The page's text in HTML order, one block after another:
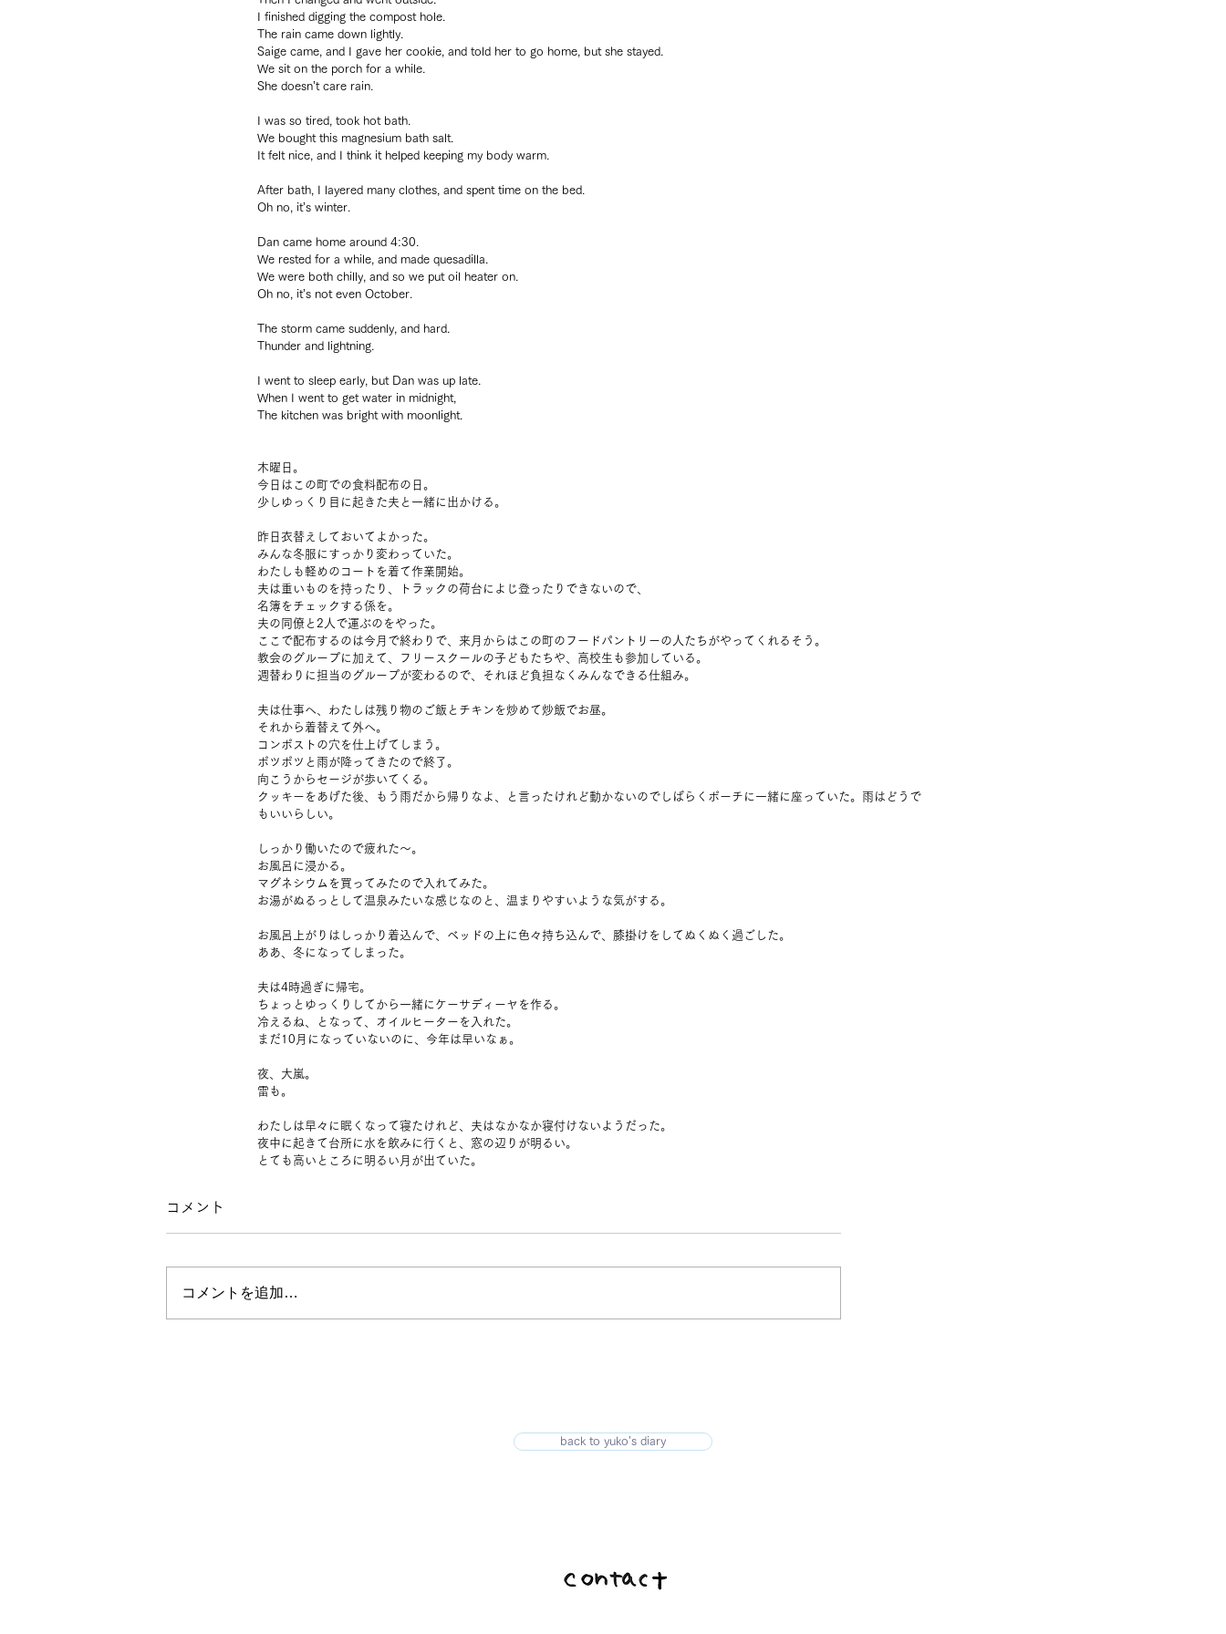
I finished digging the compost hole.
The rain came down lightly.
Saige came, and I gave her cookie, and told her to go home, but she stayed.
We sit on the porch for a while.
She doesn’t care rain.
I was so tired, took hot bath.
We bought this magnesium bath salt.
It felt nice, and I think it helped keeping my body warm.
After bath, I layered many clothes, and spent time on the bed.
Oh no, it’s winter.
Dan came home around 4:30.
We rested for a while, and made quesadilla.
We were both chilly, and so we put oil heater on.
Oh no, it’s not even October.
The storm came suddenly, and hard.
Thunder and lightning.
I went to sleep early, but Dan was up late.
When I went to get water in midnight,
The kitchen was bright with moonlight.
木曜日。
今日はこの町での食料配布の日。
少しゆっくり目に起きた夫と一緒に出かける。
昨日衣替えしておいてよかった。
みんな冬服にすっかり変わっていた。
わたしも軽めのコートを着て作業開始。
夫は重いものを持ったり、トラックの荷台によじ登ったりできないので、
名簿をチェックする係を。
夫の同僚と2人で運ぶのをやった。
ここで配布するのは今月で終わりで、来月からはこの町のフードパントリーの人たちがやってくれるそう。
教会のグループに加えて、フリースクールの子どもたちや、高校生も参加している。
週替わりに担当のグループが変わるので、それほど負担なくみんなできる仕組み。
夫は仕事へ、わたしは残り物のご飯とチキンを炒めて炒飯でお昼。
それから着替えて外へ。
コンポストの穴を仕上げてしまう。
ポツポツと雨が降ってきたので終了。
向こうからセージが歩いてくる。
クッキーをあげた後、もう雨だから帰りなよ、と言ったけれど動かないのでしばらくポーチに一緒に座っていた。雨はどうで
もいいらしい。
しっかり働いたので疲れた～。
お風呂に浸かる。
マグネシウムを買ってみたので入れてみた。
お湯がぬるっとして温泉みたいな感じなのと、温まりやすいような気がする。
お風呂上がりはしっかり着込んで、ベッドの上に色々持ち込んで、膝掛けをしてぬくぬく過ごした。
ああ、冬になってしまった。
夫は4時過ぎに帰宅。
ちょっとゆっくりしてから一緒にケーサディーヤを作る。
冷えるね、となって、オイルヒーターを入れた。
まだ10月になっていないのに、今年は早いなぁ。
夜、大嵐。
雷も。
わたしは早々に眠くなって寝たけれど、夫はなかなか寝付けないようだった。
夜中に起きて台所に水を飲みに行くと、窓の辺りが明るい。
とても高いところに明るい月が出ていた。
コメント
コメントを追加…
back to yuko's diary